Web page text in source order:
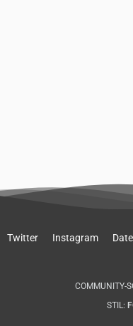
Twitter Instagram
COMMUNITY-
STIL: